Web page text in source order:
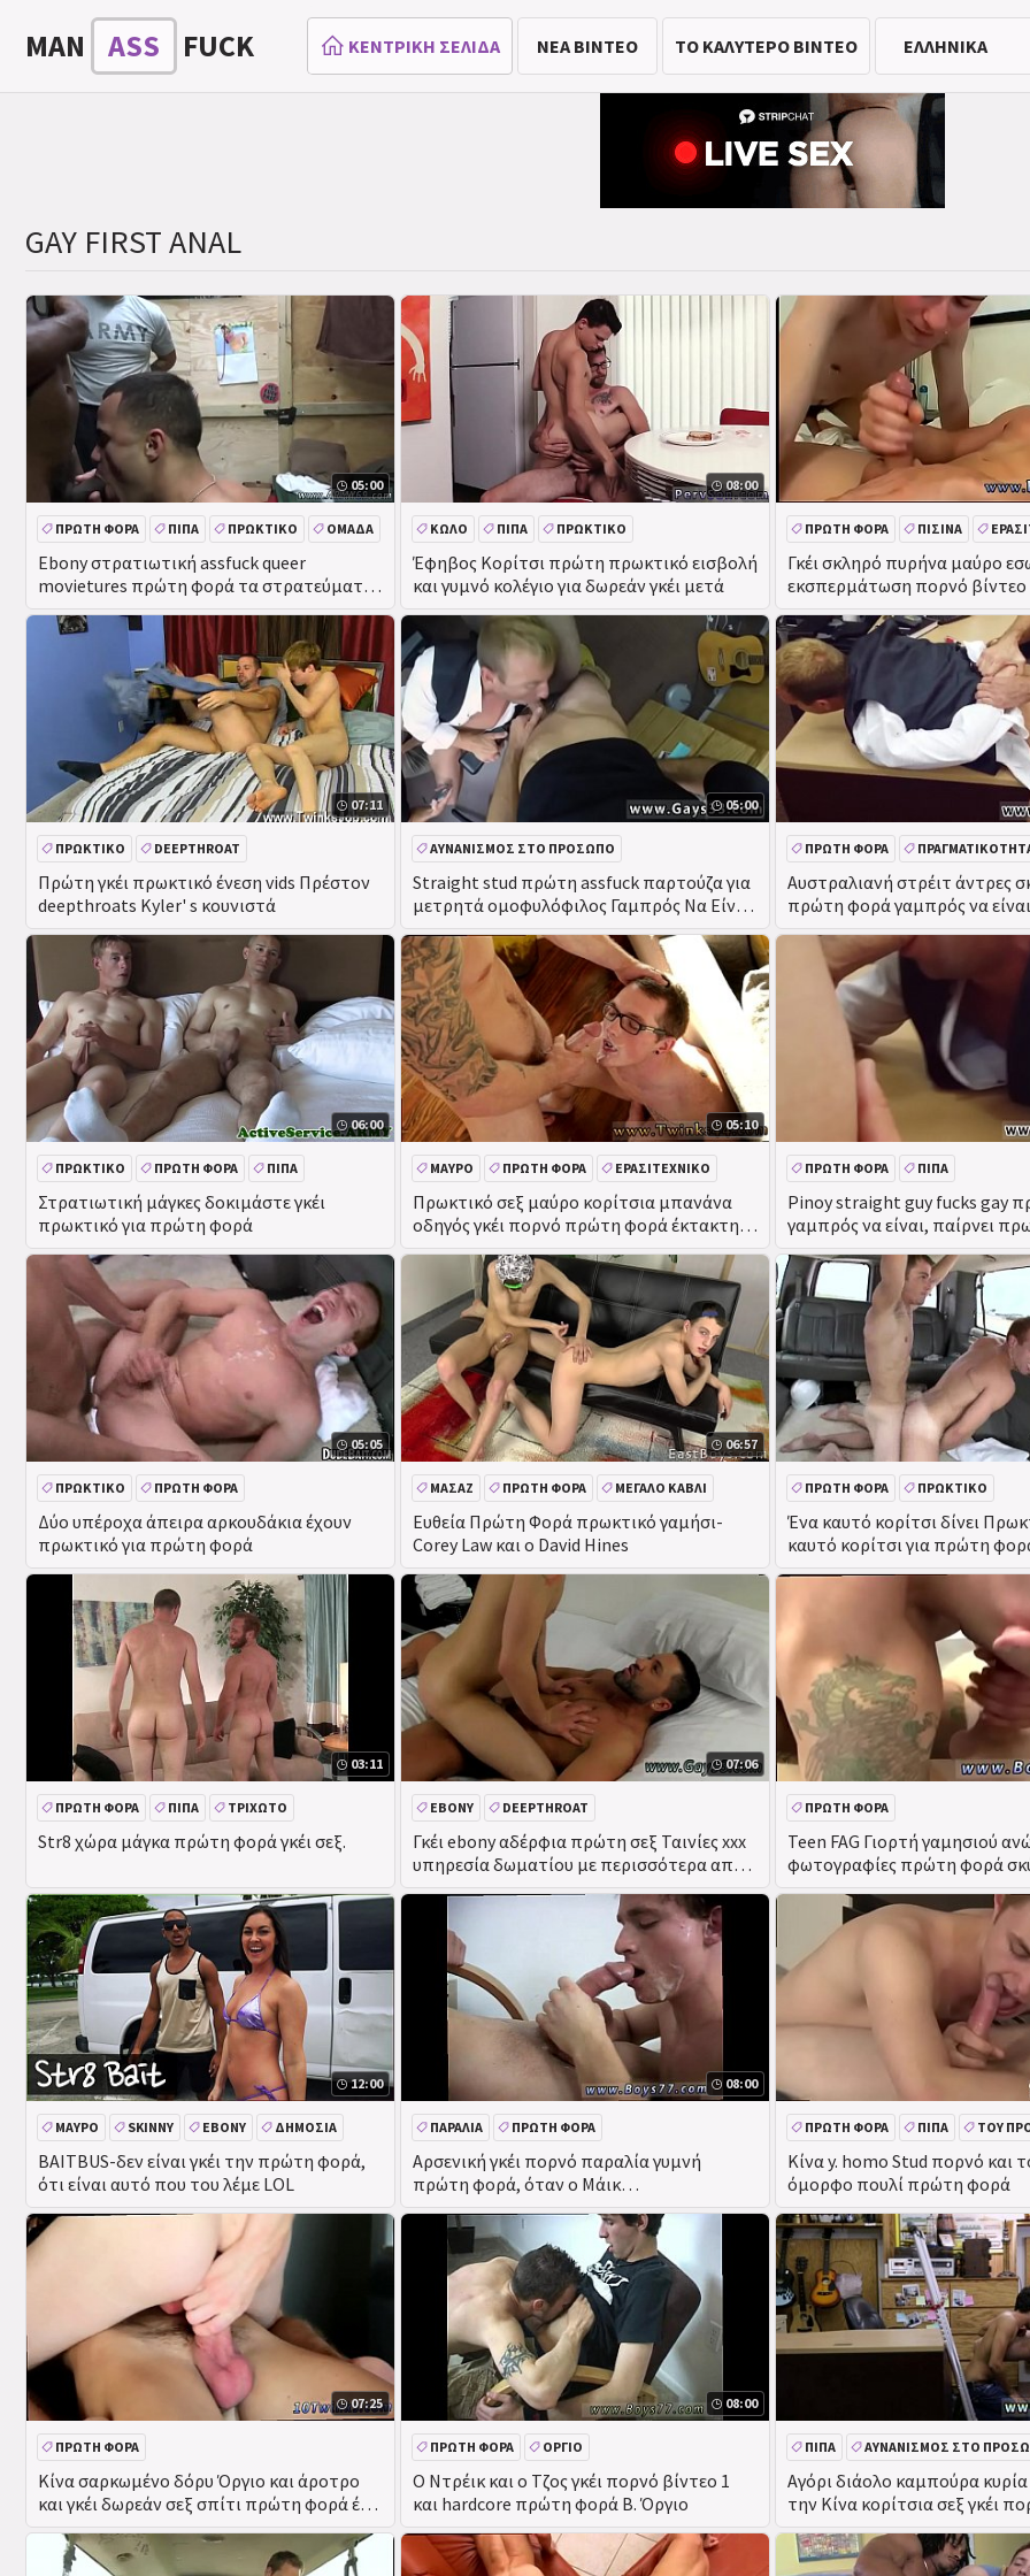
MAN ASS FUCK ΚΕΝΤΡΙΚΉ ΣΕΛΊΔΑ ΝΈΑ ΒΊΝΤΕΟ ΤΟ ΚΑΛΎΤΕΡΟ ΒΊΝΤΕΟ
GAY FIRST ANAL
05:00
Ebony στρατιωτική assfuck queer
movietures πρώτη φορά τα στρατεύματα
ήρθαν
ΠΡΏΤΗ ΦΟΡΆ ΠΊΠΑ ΠΡΩΚΤΙΚΌ ΟΜΆΔΑ
08:00
Έφηβος Κορίτσι πρώτη πρωκτικό εισβολή
και γυμνό κολέγιο για δωρεάν γκέι μετά
ΚΏΛΟ ΠΊΠΑ ΠΡΩΚΤΙΚΌ
Γκέι σκληρό πυρήνα μαύρο
εκσπερμάτωση πορνό
φορά, αλλά ακόμη και στην
ΠΡΏΤΗ ΦΟΡΆ ΠΙΣΊΝΑ
ΠΡΩΚΤΙΚΌ
07:11
Πρώτη γκέι πρωκτικό ένεση vids Πρέστον
deepthroats Kyler' s κουνιστά
ΠΡΩΚΤΙΚΌ DEEPTHROAT
05:00
Straight stud πρώτη assfuck παρτούζα για
μετρητά ομοφυλόφιλος Γαμπρός Να Είναι,
Παίρνει Assfucking
ΑΥΝΑΝΙΣΜΌΣ ΣΤΟ ΠΡΌΣΩΠΟ
ΠΡΑΓΜΑΤΙΚΌΤΗΤΑ
Αυστραλιανή στρέιτ άντρες
πρώτη φορά γαμπρός να
πρωκτικό
ΠΡΏΤΗ ΦΟΡΆ
06:00
Στρατιωτική μάγκες δοκιμάστε γκέι
πρωκτικό για πρώτη φορά
ΠΡΩΚΤΙΚΌ ΠΡΏΤΗ ΦΟΡΆ
ΠΊΠΑ
ΕΡΑΣΙΤΕΧΝΙΚΌ
05:10
Πρωκτικό σεξ μαύρο κορίτσια μπανάνα
οδηγός γκέι πορνό πρώτη φορά έκτακτης
ανάγκης
ΜΑΎΡΟ ΠΡΏΤΗ ΦΟΡΆ
ΕΡΑΣΙΤΕΧΝΙΚΌ
ΤΟΥ ΠΡΟΣΏΠΟΥ
Pinoy straight guy fucks gay
γαμπρός να είναι, παίρνει
χτυπούσαν!
ΠΡΏΤΗ ΦΟΡΆ
ΠΊΠΑ
ΑΥΝΑΝΙΣΜΌΣ ΣΤΟ ΠΡΌΣΩΠΟ
05:05
Δύο υπέροχα άπειρα αρκουδάκια έχουν
πρωκτικό για πρώτη φορά
ΠΡΩΚΤΙΚΌ
ΠΡΏΤΗ ΦΟΡΆ
ΑΥΝΑΝΙΣΜΌΣ ΣΤΟ ΠΡΌΣΩΠΟ
ΜΕΓΆΛΟ ΚΑΒΛΊ
06:57
Ευθεία Πρώτη Φορά πρωκτικό γαμήσι-
Corey Law και ο David Hines
ΜΑΣΆΖ ΠΡΏΤΗ ΦΟΡΆ
ΜΕΓΆΛΟ ΚΑΒΛΊ
ΜΕΓΆΛΟ ΚΏΛΟ
Ένα καυτό κορίτσι δίνει
καυτό κορίτσι για πρώτη
ΠΡΏΤΗ ΦΟΡΆ
ΠΡΩΚΤΙΚΌ
ΑΥΝΑΝΙΣΜΌΣ ΣΤΟ ΠΡΌΣΩΠΟ
03:11
Str8 χώρα μάγκα πρώτη φορά γκέι σεξ.
ΠΡΏΤΗ ΦΟΡΆ ΠΊΠΑ ΤΡΙΧΩΤΌ
07:06
Γκέι ebony αδέρφια πρώτη σεξ Ταινίες xxx
υπηρεσία δωματίου με περισσότερα από
ένα
EBONY DEEPTHROAT
Teen FAG Γιορτή γαμησιού
φωτογραφίες πρώτη φορά
και τρώει και
ΠΡΏΤΗ ΦΟΡΆ
12:00
BAITBUS-δεν είναι γκέι την πρώτη φορά,
ότι είναι αυτό που του λέμε LOL
ΜΑΎΡΟ SKINNY EBONY ΔΗΜΌΣΙΑ
08:00
Αρσενική γκέι πορνό παραλία γυμνή
πρώτη φορά, όταν ο Μάικ
συνειδητοποίησε ήταν τα γυρίσματα
ΠΑΡΑΛΊΑ ΠΡΏΤΗ ΦΟΡΆ
Κίνα y. homo Stud πορνό και
όμορφο πουλί πρώτη φορά
ΠΡΏΤΗ ΦΟΡΆ ΠΊΠΑ
ΤΟΥ
DEEPTHROAT
07:25
Κίνα σαρκωμένο δόρυ Όργιο και άροτρο
και γκέι δωρεάν σεξ σπίτι πρώτη φορά ένα
σπέρμα
ΠΡΏΤΗ ΦΟΡΆ
08:00
Ο Ντρέικ και ο Τζος γκέι πορνό βίντεο 1
και hardcore πρώτη φορά Β. Όργιο
ΠΡΏΤΗ ΦΟΡΆ ΌΡΓΙΟ
Αγόρι διάολο καμπούρα κυρία
την Κίνα κορίτσια σεξ γκέι
ΠΊΠΑ
ΑΥΝΑΝΙΣΜΌΣ ΣΤΟ
ΔΗΜΌΣΙΑ
ΠΡΑΓΜΑΤΙΚΌΤΗΤΑ